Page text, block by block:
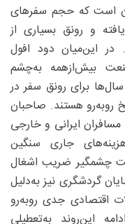
آن است که حجم سفرهای
و رونق بسیاری از
این‌میان دود افول
بیش‌ازهمه به‌چشم
برای رونق سفر در
روبه‌رو هستند. صاحبان
مسافران ایرانی و خارجی
جاری سنگین
چشمگیر ضریب اشغال
گردشگری نیز به‌دلیل
اقتصادی جدی روبه‌رو
این‌روند به‌تعطیلی